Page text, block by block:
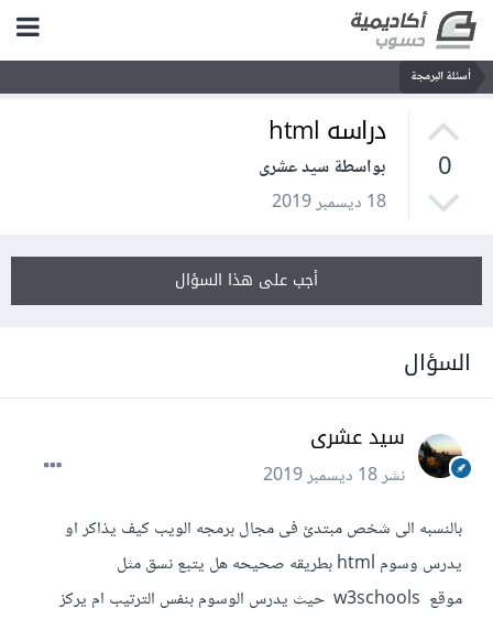
أسئلة البرمجة
0
دراسه html
بواسطة سيد عشرى
18 ديسمبر 2019
أجب على هذا السؤال
السؤال
سيد عشرى
نشر18 ديسمبر 2019
بالنسبه الى شخص مبتدئ فى مجال برمجه الويب كيف يذاكر او
يدرس وسوم html بطريقه صحيحه هل يتبع نسق مثل
موقع w3schools حيث يدرس الوسوم بنفس الترتيب ام يركز